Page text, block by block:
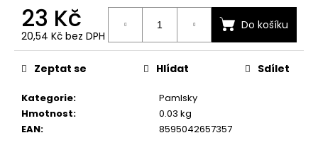
23 Kč
20,54 Kč bez DPH
Měrná
cena:
Do košíku
Kategorie:
Pamlsky
Hmotnost:
0.03 kg
EAN: 8595042657357
Zeptat se Hlídat Sdílet
D
o
p
o
u
č
u